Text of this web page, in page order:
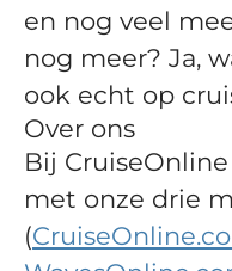
en nog veel
nog meer? Ja,
ook echt op
Over ons
Bij
met onze drie
(